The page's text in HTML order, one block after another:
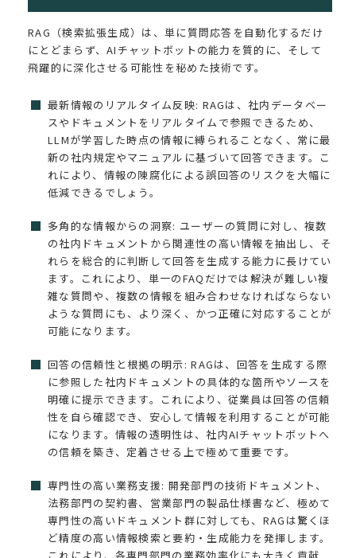
RAG（検索拡張生成）は、単に質問応答を自動化するだけ
にとどまらず、AIチャットボットの能力を質的に、そして
飛躍的に深化させる可能性を秘めた技術です。
最新情報のリアルタイム反映: RAGは、社内データベー
スやドキュメントをリアルタイムで参照できるため、
LLMが学習した時点の情報に縛られることなく、常に最
新の社内規定やマニュアルに基づいて回答できます。こ
れにより、情報の陳腐化による誤回答のリスクを大幅に
低減できるでしょう。
多角的な情報からの洞察: ユーザーの質問に対し、複数
の社内ドキュメントから関連性の高い情報を抽出し、そ
れらを総合的に判断して回答を生成する能力に長けてい
ます。これにより、単一のFAQだけでは解決が難しい複
雑な質問や、複数の情報を組み合わせなければならない
ような質問にも、より深く、かつ正確に対応することが
可能になります。
回答の信頼性と根拠の明示: RAGは、回答を生成する際
に参照した社内ドキュメントの具体的な箇所やソースを
明確に提示できます。これにより、従業員は回答の信頼
性を自ら確認でき、安心して情報を利用することが可能
になります。情報の透明性は、社内AIチャットボットへ
の信頼を築き、定着させる上で極めて重要です。
専門性の高い業務支援: 開発部門の技術ドキュメント、
法務部門の契約書、営業部門の製品仕様書など、極めて
専門性の高いドキュメント群に対しても、RAGは驚くほ
ど精度の高い情報検索と要約・生成能力を発揮します。